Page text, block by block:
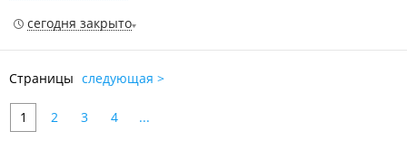
сегодня закрыто
Страницы следующая >
1 2 3 4 ...